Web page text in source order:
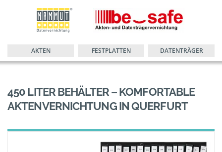
AKTEN FESTPLATTEN DATENTRÄGER
450 LITER BEHÄLTER – KOMFORTABLE
AKTENVERNICHTUNG IN QUERFURT